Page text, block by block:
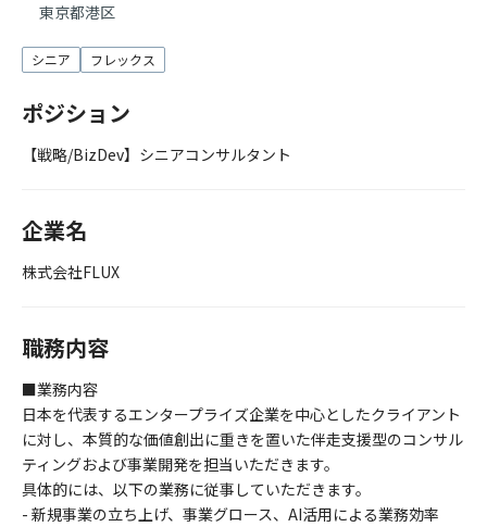
東京都港区
シニア フレックス
ポジション
【戦略/BizDev】シニアコンサルタント
企業名
株式会社FLUX
職務内容
■業務内容
日本を代表するエンタープライズ企業を中心としたクライアント
に対し、本質的な価値創出に重きを置いた伴走支援型のコンサル
ティングおよび事業開発を担当いただきます。
具体的には、以下の業務に従事していただきます。
- 新規事業の立ち上げ、事業グロース、AI活用による業務効率